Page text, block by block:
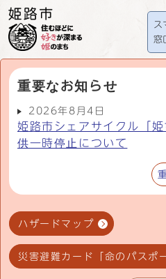
ス
窓
重要なお知らせ
2026年8月4日
姫路市シェアサイクル「
供一時停止について
ハザードマップ
災害避難カード「命のパスポ